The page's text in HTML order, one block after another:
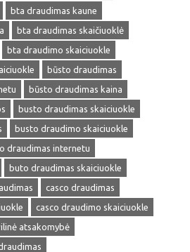
bta draudimas kaune
bta draudimas skaičiuoklė
bta draudimo skaiciuokle
būsto draudimas
būsto draudimas kaina
busto draudimas skaiciuokle
busto draudimo skaiciuokle
draudimas internetu
buto draudimas skaiciuokle
casco draudimas
casco draudimo skaiciuokle
atsakomybė